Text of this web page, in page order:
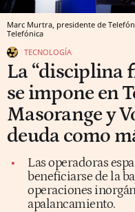
Marc Murtra, presidente de
Telefónica
TECNOLOGÍA
La “disciplina
se impone en
Masorange y
deuda como
Las operadoras
beneficiarse de la
operaciones
apalancamiento.